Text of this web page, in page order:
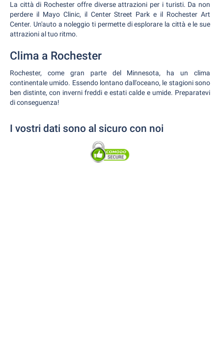
La città di Rochester offre diverse attrazioni per i turisti. Da non
perdere il Mayo Clinic, il Center Street Park e il Rochester Art
Center. Un'auto a noleggio ti permette di esplorare la città e le sue
attrazioni al tuo ritmo.
Clima a Rochester
Rochester, come gran parte del Minnesota, ha un clima
continentale umido. Essendo lontano dall'oceano, le stagioni sono
ben distinte, con inverni freddi e estati calde e umide. Preparatevi
di conseguenza!
I vostri dati sono al sicuro con noi